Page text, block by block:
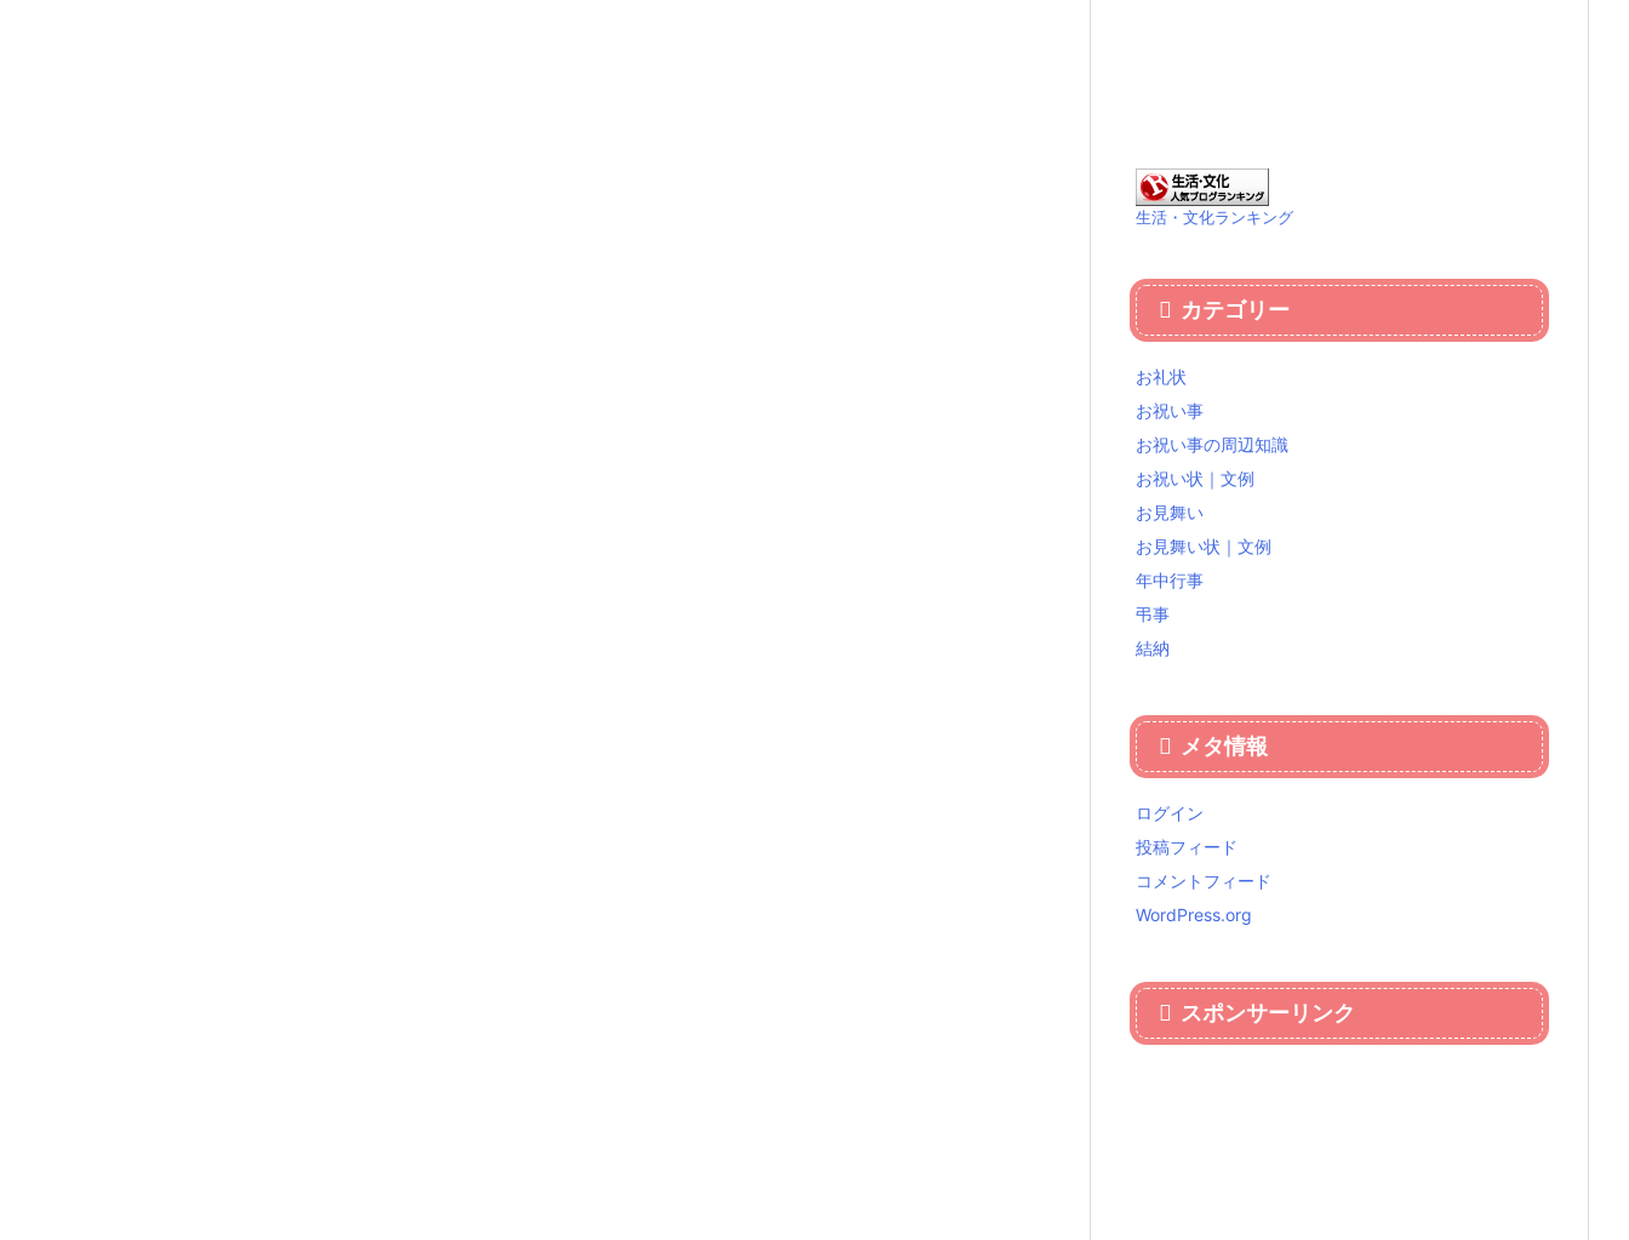
生活・文化ランキング
カテゴリー
お礼状
お祝い事
お祝い事の周辺知識
お祝い状｜文例
お見舞い
お見舞い状｜文例
年中行事
弔事
結納
メタ情報
ログイン
投稿フィード
コメントフィード
WordPress.org
スポンサーリンク